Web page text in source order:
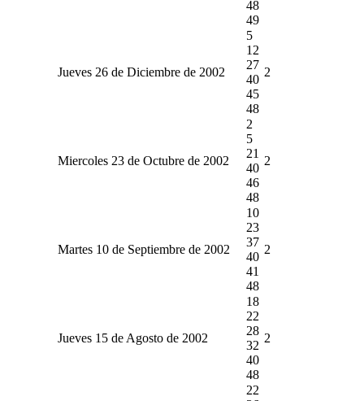
48
49
Jueves 26 de Diciembre de 2002
5
12
27
40
45
48
2
Miercoles 23 de Octubre de 2002
2
5
21
40
46
48
2
Martes 10 de Septiembre de 2002
10
23
37
40
41
48
2
Jueves 15 de Agosto de 2002
18
22
28
32
40
48
2
22